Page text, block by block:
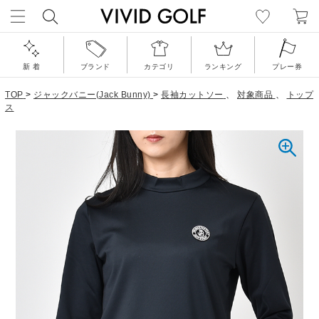
新 着 ブランド カテゴリ ランキング プレー券
TOP > ジャックバニー(Jack Bunny) > 長袖カットソー 、 対象商品 、
トップ
ス